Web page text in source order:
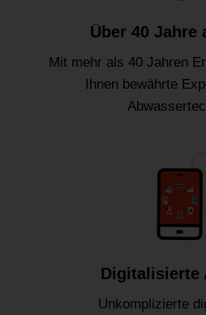
Über 40 Jahre
Mit mehr als 40 Jahren
Ihnen bewährte
Digitalisierte
Unkomplizierte